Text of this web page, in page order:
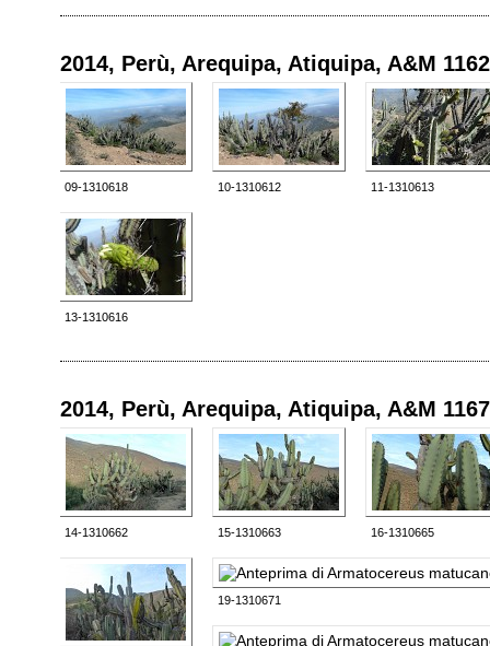
2014, Perù, Arequipa, Atiquipa, A&M 1162
09-1310618 10-1310612 11-1310613
13-1310616
2014, Perù, Arequipa, Atiquipa, A&M 1167
14-1310662 15-1310663 16-1310665
19-1310671